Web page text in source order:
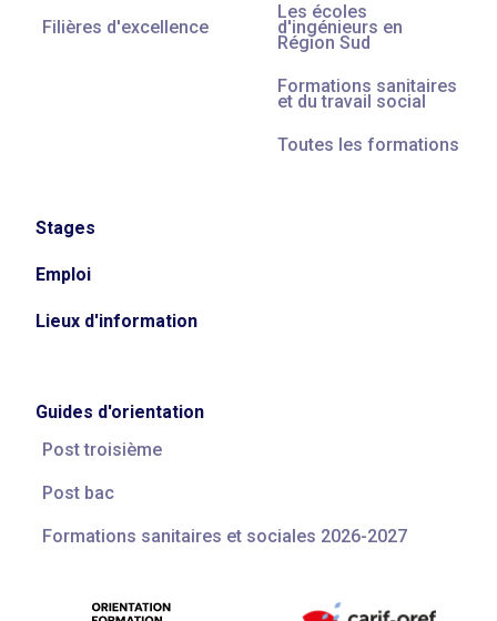
Filières d'excellence
Les écoles
d'ingénieurs en
Région Sud
Formations sanitaires
et du travail social
Toutes les formations
Stages
Emploi
Lieux d'information
Guides d'orientation
Post troisième
Post bac
Formations sanitaires et sociales 2026-2027